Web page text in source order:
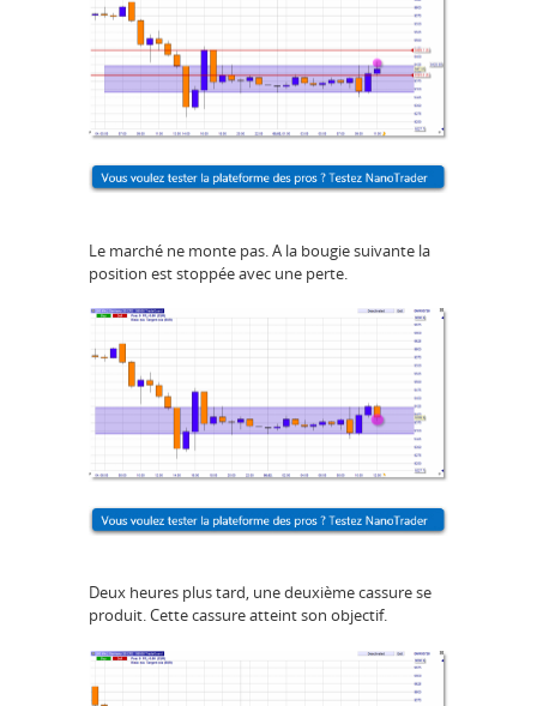
Le marché ne monte pas. A la bougie suivante la
position est stoppée avec une perte.
Deux heures plus tard, une deuxième cassure se
produit. Cette cassure atteint son objectif.